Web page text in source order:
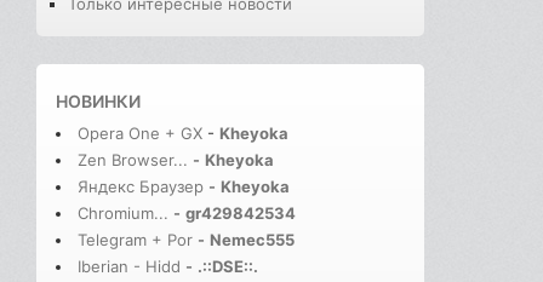
Только интересные новости
НОВИНКИ
Opera One + GX - Kheyoka
Zen Browser... - Kheyoka
Яндекс Браузер - Kheyoka
Chromium... - gr429842534
Telegram + Por - Nemec555
Iberian - Hidd - .::DSE::.